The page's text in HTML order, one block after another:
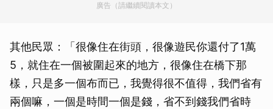
廣告（請繼續閱讀本文）
其他民眾：「很像住在街頭，很像遊民你還付了1萬
5，就住在一個被圍起來的地方，很像住在橋下那
樣，只是多一個布而已，我覺得很不值得，我們省有
兩個嘛，一個是時間一個是錢，省不到錢我們省時